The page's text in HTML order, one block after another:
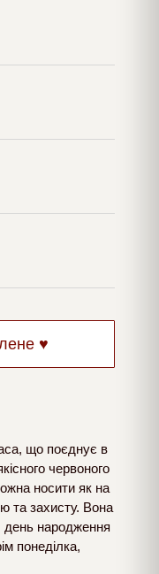
♥
що поєднує в
червоного
носити як на
та захисту. Вона
день народження
понеділка,